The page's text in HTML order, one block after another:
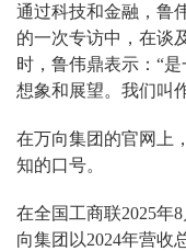
通过科技和金融，鲁
的一次专访中，在谈
时，鲁伟鼎表示：“
想象和展望。我们叫
在万向集团的官网上
知的口号。
在全国工商联2025年
向集团以2024年营收